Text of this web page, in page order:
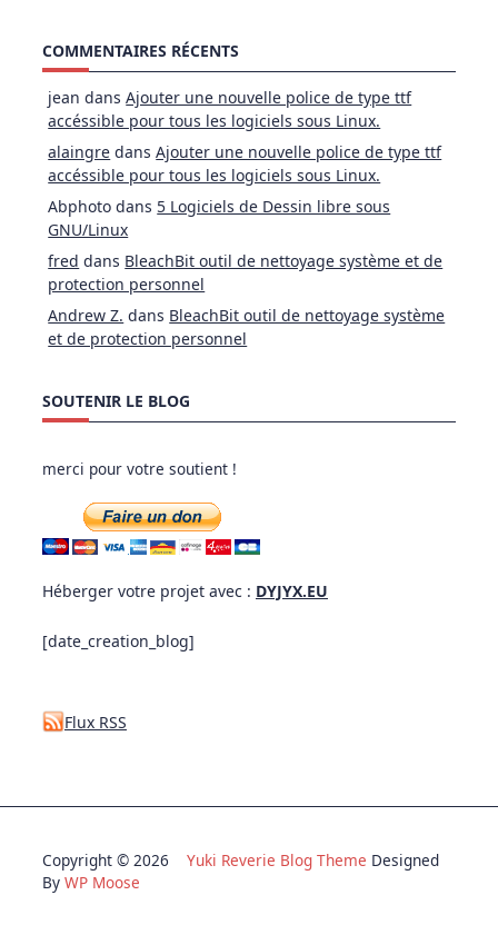
COMMENTAIRES RÉCENTS
jean dansAjouter une nouvelle police de type ttf
accéssible pour tous les logiciels sous Linux.
alaingre dansAjouter une nouvelle police de type ttf
accéssible pour tous les logiciels sous Linux.
Abphoto dans 5 Logiciels de Dessin libre sous
GNU/Linux
fred dans BleachBit outil de nettoyage système et de
protection personnel
Andrew Z. dans BleachBit outil de nettoyage système
et de protection personnel
SOUTENIR LE BLOG
merci pour votre soutient !
Héberger votre projet avec : DYJYX.EU
[date_creation_blog]
Flux RSS
Copyright © 2026 Yuki Reverie Blog Theme Designed
By WP Moose